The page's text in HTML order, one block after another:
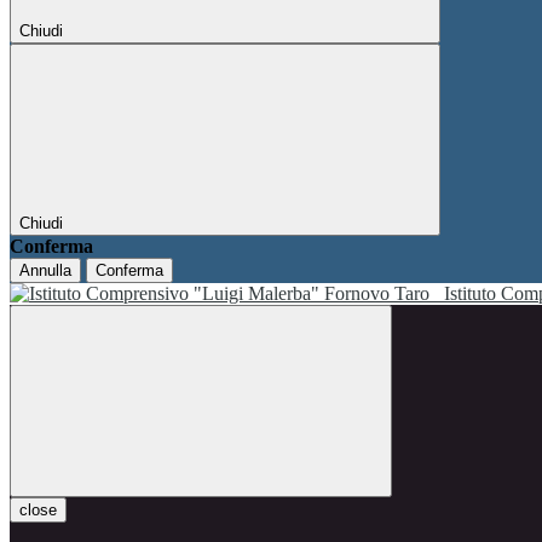
Chiudi
Chiudi
Conferma
Annulla Conferma
Istituto
close